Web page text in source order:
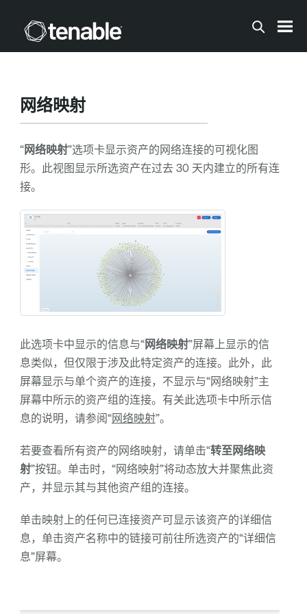
网络映射
“网络映射”选项卡显示资产的网络连接的可视化图
形。此视图显示所选资产在过去 30 天内建立的所有连
接。
此选项卡中显示的信息与“网络映射”屏幕上显示的信
息类似，但仅限于涉及此特定资产的连接。此外，此
屏幕显示与单个资产的连接，不显示与“网络映射”主
屏幕中所示的资产组的连接。有关此选项卡中所示信
息的说明，请参阅“网络映射”。
若要查看所有资产的网络映射，请单击“转至网络映
射”按钮。单击时，“网络映射”将动态放大并聚焦此资
产，并显示其与其他资产组的连接。
单击映射上的任何已连接资产可显示该资产的详细信
息，单击资产名称中的链接可前往所选资产的“详细信
息”屏幕。